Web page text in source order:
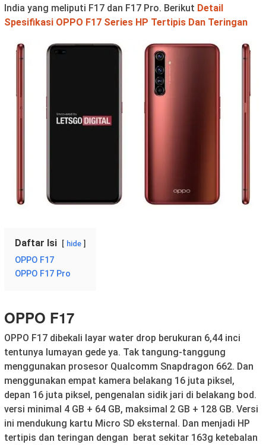
India yang meliputi F17 dan F17 Pro. Berikut Detail
Spesifikasi OPPO F17 Series HP Tertipis Dan Teringan
Daftar Isi hide
OPPO F17
OPPO F17 Pro
OPPO F17
OPPO F17 dibekali layar water drop berukuran 6,44 inci
tentunya lumayan gede ya. Tak tangung-tanggung
menggunakan prosesor Qualcomm Snapdragon 662. Dan
menggunakan empat kamera belakang 16 juta piksel,
depan 16 juta piksel, pengenalan sidik jari di belakang bod.
versi minimal 4 GB + 64 GB, maksimal 2 GB + 128 GB. Versi
ini mendukung kartu Micro SD eksternal. Dan menjadi HP
tertipis dan teringan dengan berat sekitar 163g ketebalan